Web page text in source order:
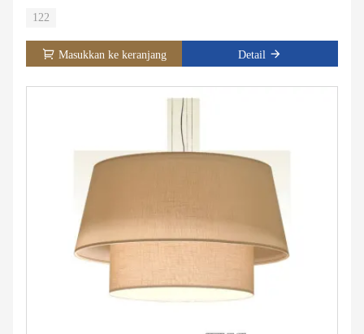
122
Masukkan ke keranjang Detail